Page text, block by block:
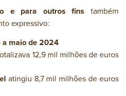
e para outros fins também
expressivo:
a maio de 2024
12,9 mil milhões de euros
atingiu 8,7 mil milhões de euros